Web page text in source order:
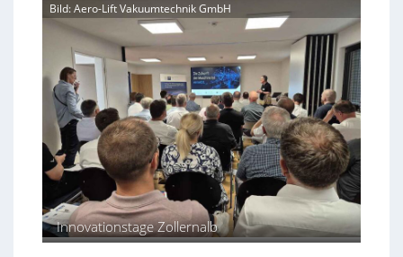
s
i
v
e
s
T
e
a
c
h
e
n
n
s
m
a
s
c
h
n
n
p
e
t
k
o
r
o
s
o
n
s
e
s
t
Bild: Aero-Lift Vakuumtechnik GmbH
Innovationstage Zollernalb